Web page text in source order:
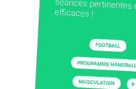
efficaces !
FOOTBALL
PROGRAMME HANDBALL
MUSCULATION +